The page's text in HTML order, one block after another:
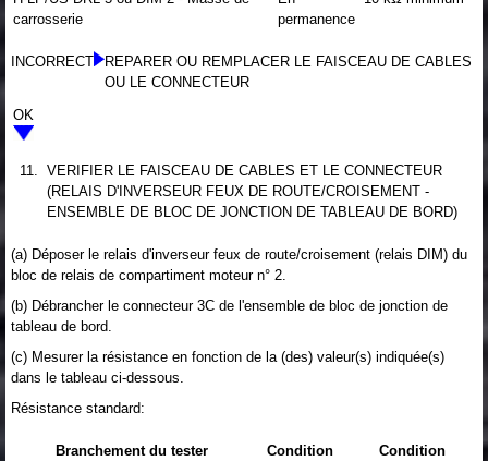
carrosserie
permanence
INCORRECT
REPARER OU REMPLACER LE FAISCEAU DE CABLES
OU LE CONNECTEUR
OK
11.
VERIFIER LE FAISCEAU DE CABLES ET LE CONNECTEUR
(RELAIS D'INVERSEUR FEUX DE ROUTE/CROISEMENT -
ENSEMBLE DE BLOC DE JONCTION DE TABLEAU DE BORD)
(a) Déposer le relais d'inverseur feux de route/croisement (relais DIM) du
bloc de relais de compartiment moteur n° 2.
(b) Débrancher le connecteur 3C de l'ensemble de bloc de jonction de
tableau de bord.
(c) Mesurer la résistance en fonction de la (des) valeur(s) indiquée(s)
dans le tableau ci-dessous.
Résistance standard:
Branchement du tester Condition
Condition